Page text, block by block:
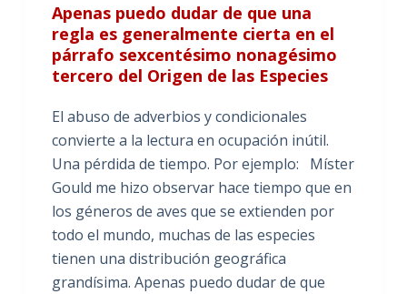
Apenas puedo dudar de que una
regla es generalmente cierta en el
párrafo sexcentésimo nonagésimo
tercero del Origen de las Especies
El abuso de adverbios y condicionales
convierte a la lectura en ocupación inútil.
Una pérdida de tiempo. Por ejemplo: Míster
Gould me hizo observar hace tiempo que en
los géneros de aves que se extienden por
todo el mundo, muchas de las especies
tienen una distribución geográfica
grandísima. Apenas puedo dudar de que